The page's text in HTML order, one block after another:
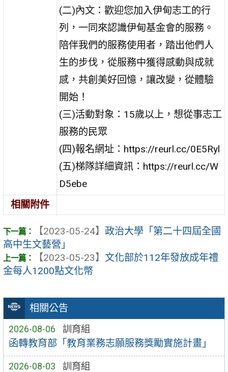
相關公告
2026-08-06 訓育組
函轉教育部「教育業務志願服務獎勵實施計畫」
2026-08-03 訓育組
(二)內文：歡迎您加入伊甸志工的行
列，一同來認識伊甸基金會的服務。
陪伴我們的服務使用者，踏出他們人
生的步伐，從服務中獲得感動與成就
感，共創美好回憶，讓改變，從體驗
開始！
(三)活動對象：15歲以上，想從事志工
服務的民眾
(四)報名網址：https://reurl.cc/0E5Ryl
(五)梯隊詳細資訊：https://reurl.cc/W
D5ebe
相關附件
【2023-05-24】 政治大學「第二十四屆全國
高中生文藝營」
【2023-05-23】 文化部於112年發放成年禮
金每人1200點文化幣